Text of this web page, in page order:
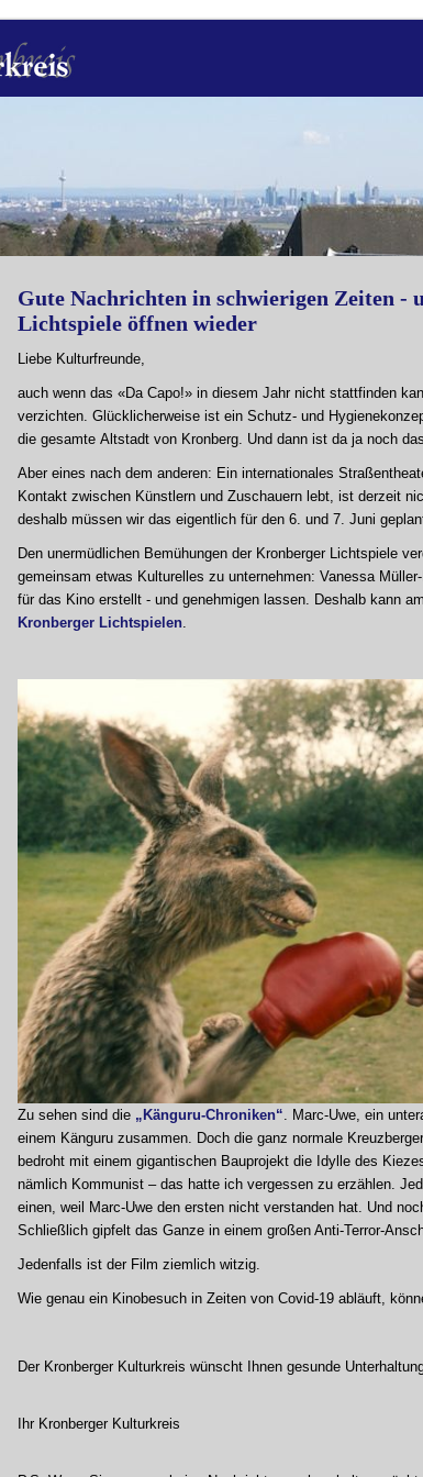
Gute Nachrichten in schwierigen Zeiten
Lichtspiele öffnen wieder
Liebe Kulturfreunde,
auch wenn das «Da Capo!» in diesem Jahr nicht stattfinden
verzichten. Glücklicherweise ist ein Schutz- und
die gesamte Altstadt von Kronberg. Und dann ist da ja noch
Aber eines nach dem anderen: Ein internationales
Kontakt zwischen Künstlern und Zuschauern lebt, ist derzeit
deshalb müssen wir das eigentlich für den 6. und 7. Juni
Den unermüdlichen Bemühungen der Kronberger Lichtspiele
gemeinsam etwas Kulturelles zu unternehmen: Vanessa
für das Kino erstellt - und genehmigen lassen. Deshalb kann
Kronberger Lichtspielen.
Zu sehen sind die „Känguru-Chroniken“ . Marc-Uwe, ein
einem Känguru zusammen. Doch die ganz normale
bedroht mit einem gigantischen Bauprojekt die Idylle des
nämlich Kommunist – das hatte ich vergessen zu erzählen.
einen, weil Marc-Uwe den ersten nicht verstanden hat. Und
Schließlich gipfelt das Ganze in einem großen Anti-Terror-
Jedenfalls ist der Film ziemlich witzig.
Wie genau ein Kinobesuch in Zeiten von Covid-19 abläuft,
Der Kronberger Kulturkreis wünscht Ihnen gesunde
Ihr Kronberger Kulturkreis